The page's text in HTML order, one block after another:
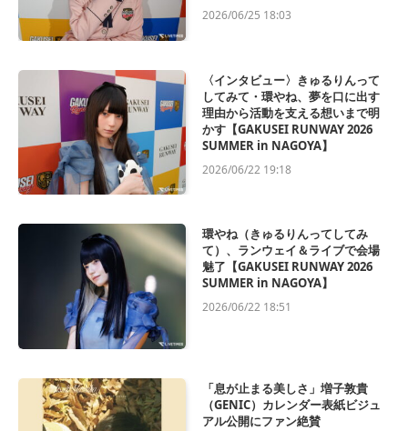
2026/06/25 18:03
〈インタビュー〉きゅるりんって
してみて・環やね、夢を口に出す
理由から活動を支える想いまで明
かす【GAKUSEI RUNWAY 2026
SUMMER in NAGOYA】
2026/06/22 19:18
環やね（きゅるりんってしてみ
て）、ランウェイ＆ライブで会場
魅了【GAKUSEI RUNWAY 2026
SUMMER in NAGOYA】
2026/06/22 18:51
「息が止まる美しさ」増子敦貴
（GENIC）カレンダー表紙ビジュ
アル公開にファン絶賛